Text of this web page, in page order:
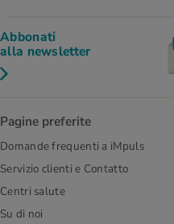
Abbonati
alla newsletter
Pagine preferite
Domande frequenti a iMpuls
Servizio clienti e Contatto
Centri salute
Su di noi